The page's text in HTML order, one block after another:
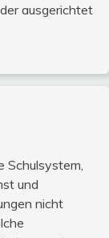
ausgerichtet
Schulsystem,
und
nicht